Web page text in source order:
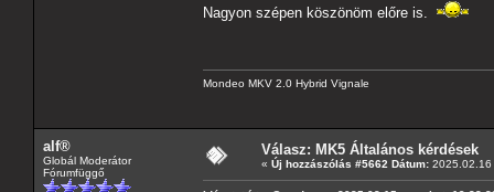
Nagyon szépen köszönöm előre is.
Mondeo MKV 2.0 Hybrid Vignale
alf®
Globál Moderátor
Fórumfüggő
Válasz: MK5 Általános kérdések
« Új hozzászólás #5662 Dátum: